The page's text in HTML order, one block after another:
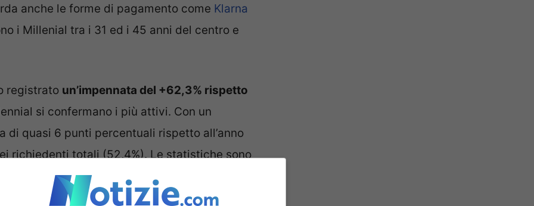
anche le forme di pagamento come Klarna
i Millenial tra i 31 ed i 45 anni del centro e
registrato un’impennata del +62,3% rispetto
si confermano i più attivi. Con un
di quasi 6 punti percentuali rispetto all’anno
richiedenti totali (52,4%). Le statistiche sono
global data tech company, per il